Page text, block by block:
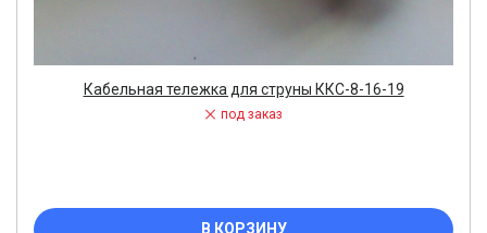
Кабельная тележка для струны ККС-8-16-19
под заказ
В КОРЗИНУ